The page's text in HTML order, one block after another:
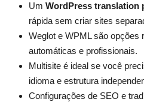
Um WordPress translation
rápida sem criar sites
Weglot e WPML são opções
automáticas e profissionais.
Multisite é ideal se você
idioma e estrutura
Configurações de SEO e